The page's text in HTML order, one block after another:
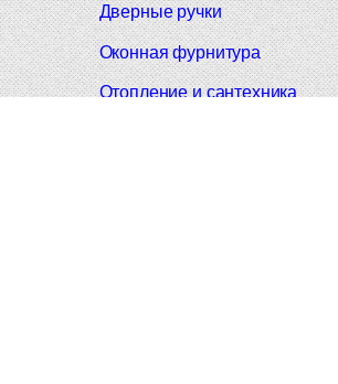
Дверные ручки
Оконная фурнитура
Отопление и сантехника